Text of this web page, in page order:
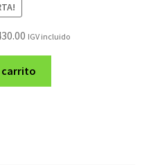
El
precio
actual
es:
IGV incluido
carrito